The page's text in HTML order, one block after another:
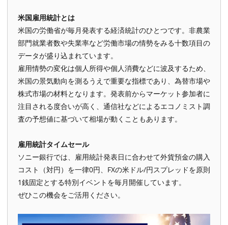
米国雇用統計とは
米国の労働省が毎月発表する経済統計のひとつです。非農業
部門就業者数や失業率など労働市場の情勢をみる十数項目の
データが盛り込まれています。
雇用情勢の変化は個人所得や個人消費などに波及するため、
米国の景気動向を測るうえで重要な指標であり、為替市場や
株式市場の材料となります。発表前からマーケット参加者に
注目される度合いが高く、通信社などによるエコノミスト調
査の予想値に基づいて相場が動くこともあります。
雇用統計タイムセール
ソニー銀行では、雇用統計発表日に合わせて外貨預金の購入
コスト（対円）を一律0円、FXの米ドル/円スプレッドを原則
1銭固定とする特別イベントを毎月開催しています。
ぜひこの機会をご活用ください。